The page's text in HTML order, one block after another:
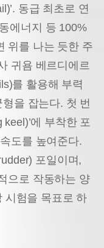
동급 최초로 연
에너지 등 100%
위를 나는 듯한 주
귀욤 베르디에르
를 활용해 부력
을 잡는다. 첫 번
에 부착한 포
도를 높여준다.
포일이며,
으로 작동하는 양
시험을 목표로 하